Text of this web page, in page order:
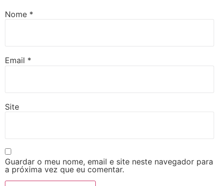
Nome *
Email *
Site
Guardar o meu nome, email e site neste navegador para
a próxima vez que eu comentar.